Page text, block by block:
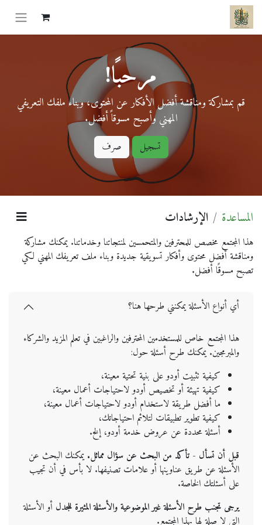
مرحبًا!
قم بمشاركة ومناقشة أفضل الأفكار عن المحتوى، وبناء ملفك التعريفي
المهني وأصبح مسوقاً أفضل.
تسجيل صرف
المساعدة الإرشادات
هذا المجتمع مخصص للمحترفين والمتحمسين لمنتجاتنا وخدماتنا. يمكنك مشاركة
ومناقشة أفضل محتوى وأفكار تسويقية جديدة وبناء ملف تعريفك المهني لكي
تصبح مسوقًا أفضل.
أي أنواع الأسئلة يمكنني طرحها هنا؟
هذا المجتمع خاص للمستخدمين المحترفين والراغبين في تعلم المزيد والشركاء
والمبرمجين. يمكنك طرح أسئلة حول:
كيفية تثبيت أودو على بنية تحتية معينة،
كيفية تهيئة أو تخصيص أودو لاحتياجات أعمال معينة،
ما أفضل طريقة لاستخدام أودو لاحتياجات أعمال معينة،
كيفية تطوير تطبيقات لتلائم احتياجاتك،
أسئلة محددة عن عروض خدمة أودو، إلخ.
قبل أن تسأل - تأكد من البحث عن سؤال مماثل.يمكنك البحث عن
الأسئلة عن طريق عناوينها أو علامات تصنيفها. لا بأس في أن تجيب
على أسئلتك الخاصة.
يرجى تجنب طرح الأسئلة غير الموضوعية والأسئلة المثيرة للجدل أو الأسئلة
التي لا صلة لها بهذا المجتمع.